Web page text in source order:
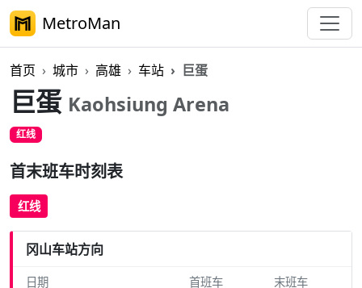
MetroMan
首页 城市 高雄 车站 巨蛋
巨蛋 Kaohsiung Arena
红线
首末班车时刻表
红线
冈山车站方向
日期 首班车 末班车